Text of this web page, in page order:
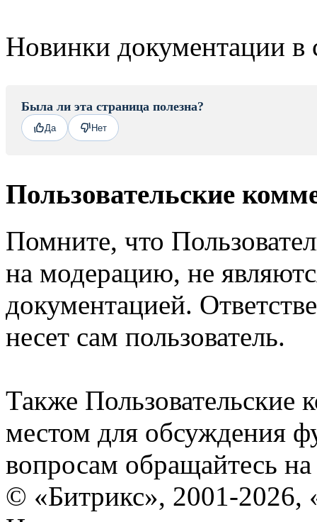
Новинки документации в
Была ли эта страница полезна?
Да Нет
Пользовательские
Помните, что
на модерацию, не
документацией.
несет сам пользователь.
Также Пользовательские
местом для обсуждения
вопросам обращайтесь
© «Битрикс», 2001-2026,